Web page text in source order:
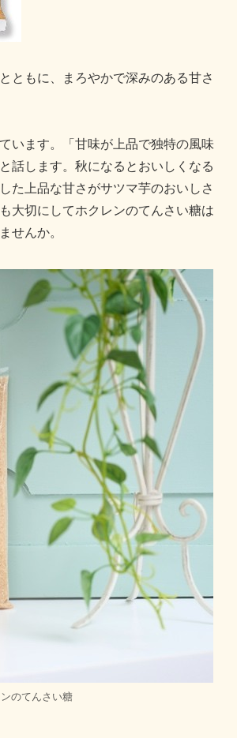
ともに、まろやかで深みのある甘さ
います。「甘味が上品で独特の風味
話します。秋になるとおいしくなる
た上品な甘さがサツマ芋のおいしさ
大切にしてホクレンのてんさい糖は
せんか。
のてんさい糖